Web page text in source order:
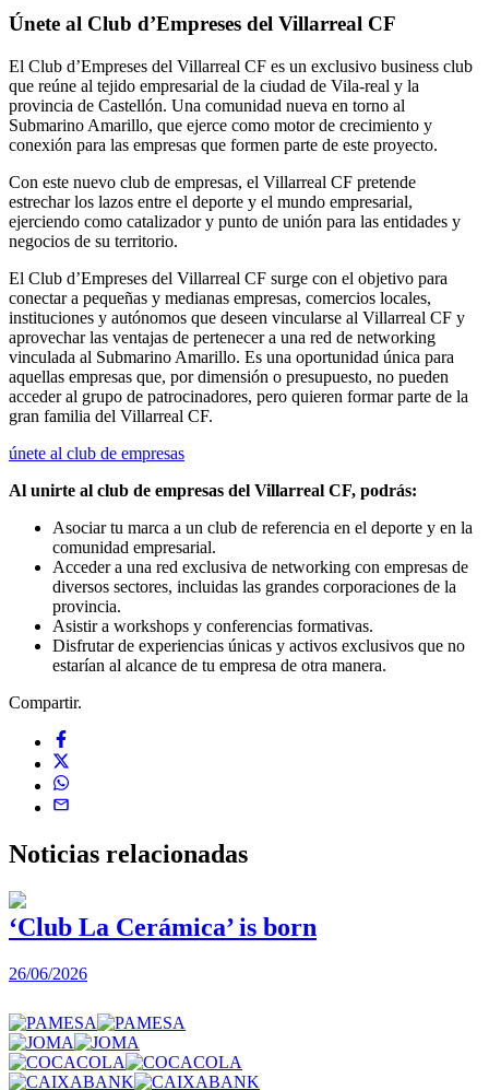
Únete al Club d’Empreses del Villarreal CF
El Club d’Empreses del Villarreal CF es un exclusivo business club
que reúne al tejido empresarial de la ciudad de Vila-real y la
provincia de Castellón. Una comunidad nueva en torno al
Submarino Amarillo, que ejerce como motor de crecimiento y
conexión para las empresas que formen parte de este proyecto.
Con este nuevo club de empresas, el Villarreal CF pretende
estrechar los lazos entre el deporte y el mundo empresarial,
ejerciendo como catalizador y punto de unión para las entidades y
negocios de su territorio.
El Club d’Empreses del Villarreal CF surge con el objetivo para
conectar a pequeñas y medianas empresas, comercios locales,
instituciones y autónomos que deseen vincularse al Villarreal CF y
aprovechar las ventajas de pertenecer a una red de networking
vinculada al Submarino Amarillo. Es una oportunidad única para
aquellas empresas que, por dimensión o presupuesto, no pueden
acceder al grupo de patrocinadores, pero quieren formar parte de la
gran familia del Villarreal CF.
únete al club de empresas
Al unirte al club de empresas del Villarreal CF, podrás:
Asociar tu marca a un club de referencia en el deporte y en la
comunidad empresarial.
Acceder a una red exclusiva de networking con empresas de
diversos sectores, incluidas las grandes corporaciones de la
provincia.
Asistir a workshops y conferencias formativas.
Disfrutar de experiencias únicas y activos exclusivos que no
estarían al alcance de tu empresa de otra manera.
Compartir.
Noticias relacionadas
‘Club La Cerámica’ is born
26/06/2026